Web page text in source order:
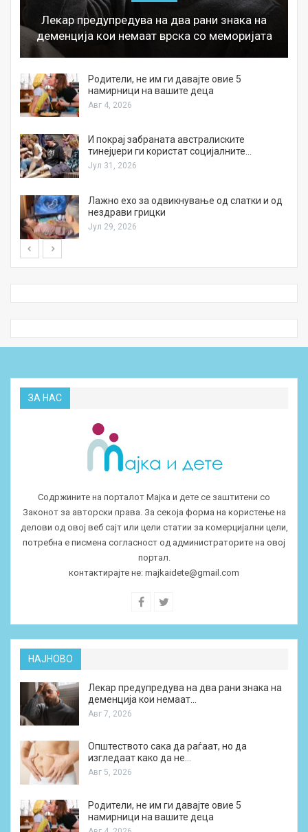
Лекар предупредува на два рани знака на
деменција кои немаат врска со меморијата
Родители, не им ги давајте овие 5
намирници на вашите деца
Авг 4, 2026
И покрај забраната австралиските
тинејџери ги користат социјалните…
Јул 31, 2026
Лажно ехо за одвикнување од слатки и од
нездрави грицки
Јул 29, 2026
ЗА НАС
Содржините на порталот Мајка и дете се заштитени со
Законот за авторски права. За секоја форма на користење на
делови од овој веб сајт или цели статии за комерцијални цели,
потребна е писмена согласност од администраторите на овој
портал.
контактирајте не: majkaidete@gmail.com
НАЈНОВО
Лекар предупредува на два рани знака на
деменција кои немаат…
Авг 7, 2026
Општеството сака да раѓаат, но да
изгледаат како да не…
Авг 5, 2026
Родители, не им ги давајте овие 5
намирници на вашите деца